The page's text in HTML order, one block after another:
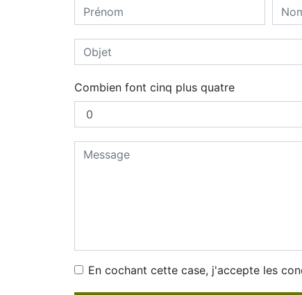
Combien font cinq plus quatre
En cochant cette case, j'accepte les